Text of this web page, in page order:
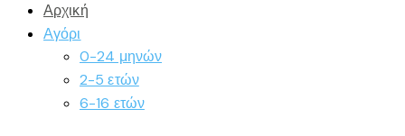
Αρχική
Αγόρι
0-24 μηνών
2-5 ετών
6-16 ετών